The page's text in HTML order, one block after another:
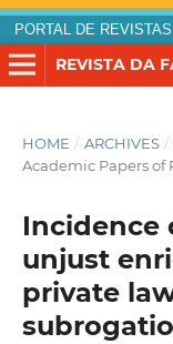
PORTAL DE
HOME / ARCHIVES /
Academic Papers of
Incidence
unjust
private